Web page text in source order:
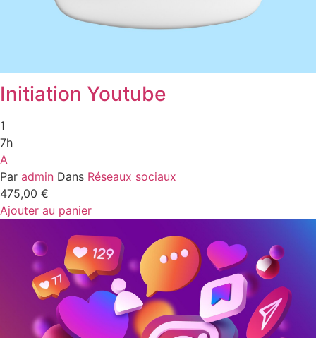
Initiation Youtube
1
7h
A
Par admin Dans Réseaux sociaux
475,00 €
Ajouter au panier